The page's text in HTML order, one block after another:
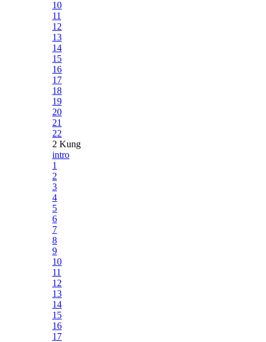
10
11
12
13
14
15
16
17
18
19
20
21
22
2 Kung
intro
1
2
3
4
5
6
7
8
9
10
11
12
13
14
15
16
17